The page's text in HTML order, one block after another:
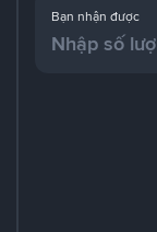
Bạn nhận được